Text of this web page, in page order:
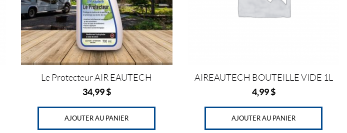
Le Protecteur AIR EAUTECH
34,99$
AJOUTER AU PANIER
AIREAUTECH BOUTEILLE VIDE 1L
4,99$
AJOUTER AU PANIER